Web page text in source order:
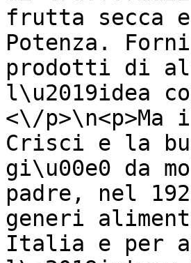
frutta secca
Potenza.
prodotti di
l\u2019idea
<\/
Crisci e la
gi\u00e0 da
padre, nel
generi
Italia e per